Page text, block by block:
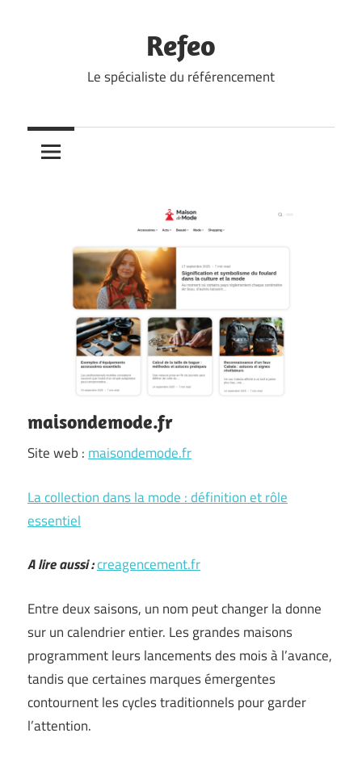
Refeo
Le spécialiste du référencement
maisondemode.fr
Site web : maisondemode.fr
La collection dans la mode : définition et rôle
essentiel
A lire aussi :creagencement.fr
Entre deux saisons, un nom peut changer la donne
sur un calendrier entier. Les grandes maisons
programment leurs lancements des mois à l’avance,
tandis que certaines marques émergentes
contournent les cycles traditionnels pour garder
l’attention.